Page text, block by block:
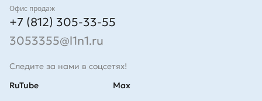
Контакты
Офис продаж
+7 (812) 305-33-55
3053355@l1n1.ru
Следите за нами в соцсетях!
RuTube
Max